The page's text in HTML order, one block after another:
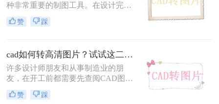
种非常重要的制图工具。在设计完成
后，我们有时需要将CAD图形转换为
图片格式，这样以便于共享和展示。
赞 踩
cad如何转高清图片？试试这二种方法！
许多设计师朋友和从事制造业的朋
友，在开工前都需要先查阅CAD图纸
来进行参考。但如果文件是DWG或
DXF格式，就需要用专门的软件进行
赞 踩